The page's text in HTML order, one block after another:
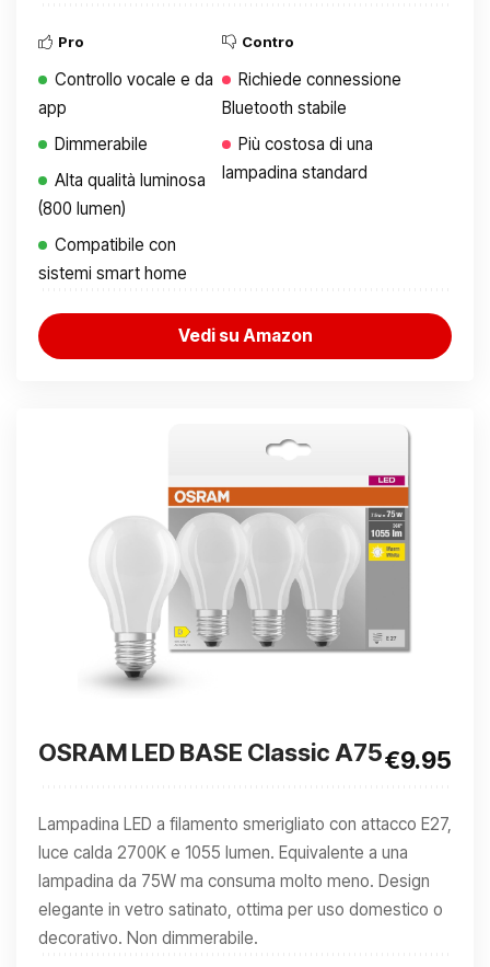
Pro
Controllo vocale e da
app
Dimmerabile
Alta qualità luminosa
(800 lumen)
Compatibile con
sistemi smart home
Contro
Richiede connessione
Bluetooth stabile
Più costosa di una
lampadina standard
Vedi su Amazon
OSRAM LED BASE Classic A75€9.95
Lampadina LED a filamento smerigliato con attacco E27,
luce calda 2700K e 1055 lumen. Equivalente a una
lampadina da 75W ma consuma molto meno. Design
elegante in vetro satinato, ottima per uso domestico o
decorativo. Non dimmerabile.